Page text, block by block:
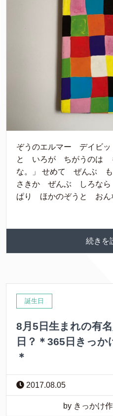
ぞうのエルマー デイビッ
と いろが ちがうのは
な。」 せめて ぜんぶ
さきか ぜんぶ しろな
ぱり ほかのぞうと お
続きを
誕生日
8月5日生まれの有
日？＊365日きっか
＊
2017.08.05
by きっかけ